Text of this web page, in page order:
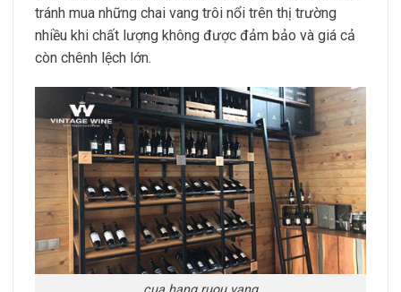
tránh mua những chai vang trôi nổi trên thị trường
nhiều khi chất lượng không được đảm bảo và giá cả
còn chênh lệch lớn.